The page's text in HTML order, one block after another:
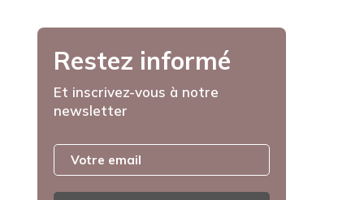
Restez informé
Et inscrivez-vous à notre
newsletter